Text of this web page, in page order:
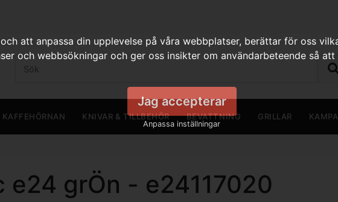
KAFFEHÖRNAN KNIVAR & TILLBEHÖR BEVATTNING GRILLAR
e24 grÖn - e24117020
att anpassa din upplevelse på våra webbplatser, berättar för oss
och webbsökningar och ger oss insikter om användarbeteende så
Jag accepterar
Anpassa inställningar